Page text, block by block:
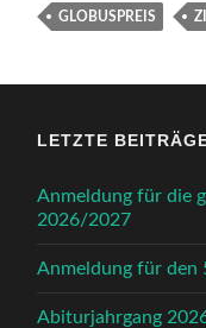
GLOBUSPREIS
LETZTE
Anmeldung für die
2026/2027
Anmeldung für den
Abiturjahrgang